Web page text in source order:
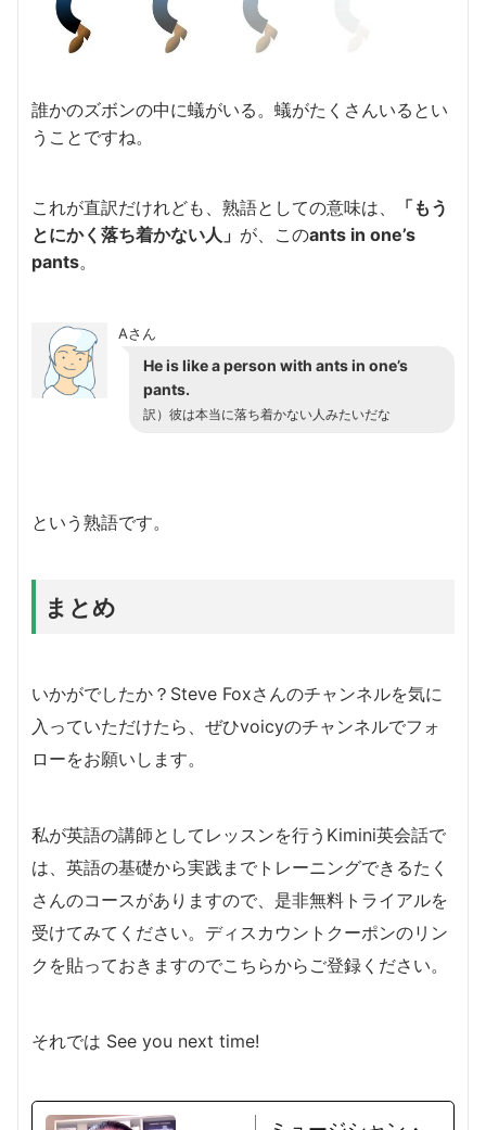
誰かのズボンの中に蟻がいる。蟻がたくさんいるとい
うことですね。
これが直訳だけれども、熟語としての意味は、
「もう
とにかく落ち着かない人」 が、このants in one’s
pants。
Aさん
He is like a person with ants in one’s
pants.
訳）彼は本当に落ち着かない人みたいだな
という熟語です。
まとめ
いかがでしたか？Steve Foxさんのチャンネルを気に
入っていただけたら、ぜひvoicyのチャンネルでフォ
ローをお願いします。
私が英語の講師としてレッスンを行うKimini英会話で
は、英語の基礎から実践までトレーニングできるたく
さんのコースがありますので、是非無料トライアルを
受けてみてください。ディスカウントクーポンのリン
クを貼っておきますのでこちらからご登録ください。
それでは See you next time!